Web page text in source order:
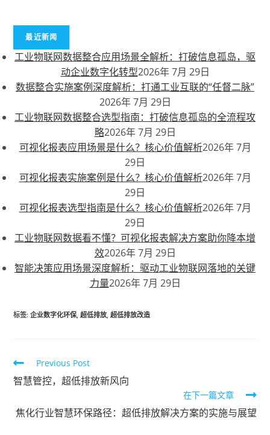
最近新闻
工业物联网数据整合应用场景全解析：打破信息孤岛，驱
动企业数字化转型2026年 7月 29日
数据整合实施案例深度解析：打通工业互联的“任督二脉”
2026年 7月 29日
工业物联网数据整合选型指南：打破信息孤岛的全流程攻
略2026年 7月 29日
可视化报表应用场景是什么？核心价值解析2026年 7月
29日
可视化报表实施案例是什么？核心价值解析2026年 7月
29日
可视化报表选型指南是什么？核心价值解析2026年 7月
29日
工业物联网数据看不懂？可视化报表解决方案助你降本增
效2026年 7月 29日
智能决策应用场景深度解析：驱动工业物联网落地的关键
力量2026年 7月 29日
标签:企业数字化环保 超低排放 超低排放改造
Previous Post
智慧管控，超低排放新风向
在下一篇文章
焦化行业智慧环保路径：超低排放解决方案的实施与展望